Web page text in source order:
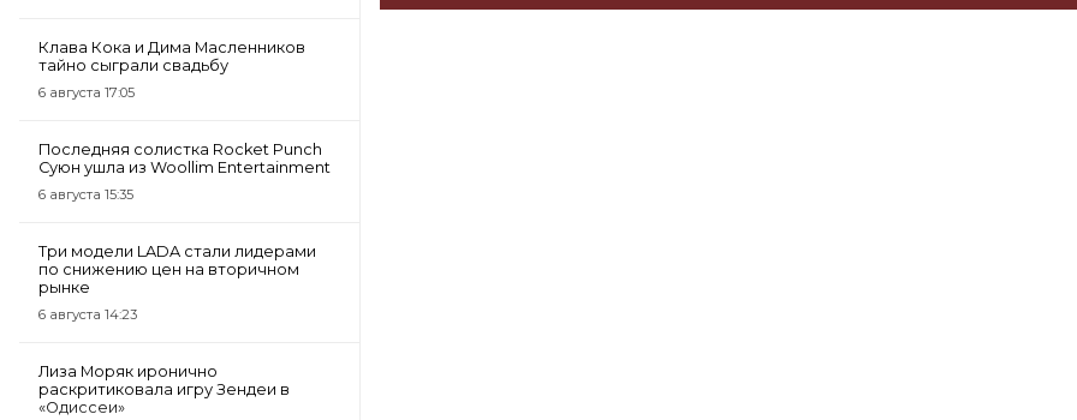
Клава Кока и Дима Масленников
тайно сыграли свадьбу
6 августа 17:05
Последняя солистка Rocket Punch
Суюн ушла из Woollim Entertainment
6 августа 15:35
Три модели LADA стали лидерами
по снижению цен на вторичном
рынке
6 августа 14:23
Лиза Моряк иронично
раскритиковала игру Зендеи в
«Одиссеи»